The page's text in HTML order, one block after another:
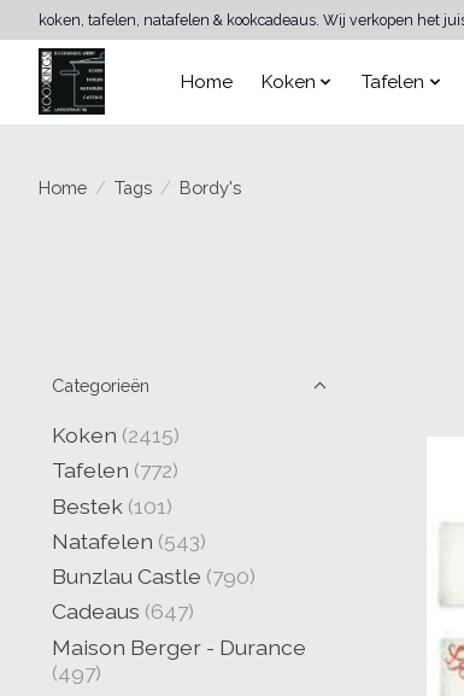
koken, tafelen, natafelen & kookcadeaus. Wij verkopen het
Home Koken Tafelen
Home / Tags / Bordy's
Categorieën
Koken (2415)
Tafelen (772)
Bestek (101)
Natafelen (543)
Bunzlau Castle (790)
Cadeaus (647)
Maison Berger - Durance
(497)